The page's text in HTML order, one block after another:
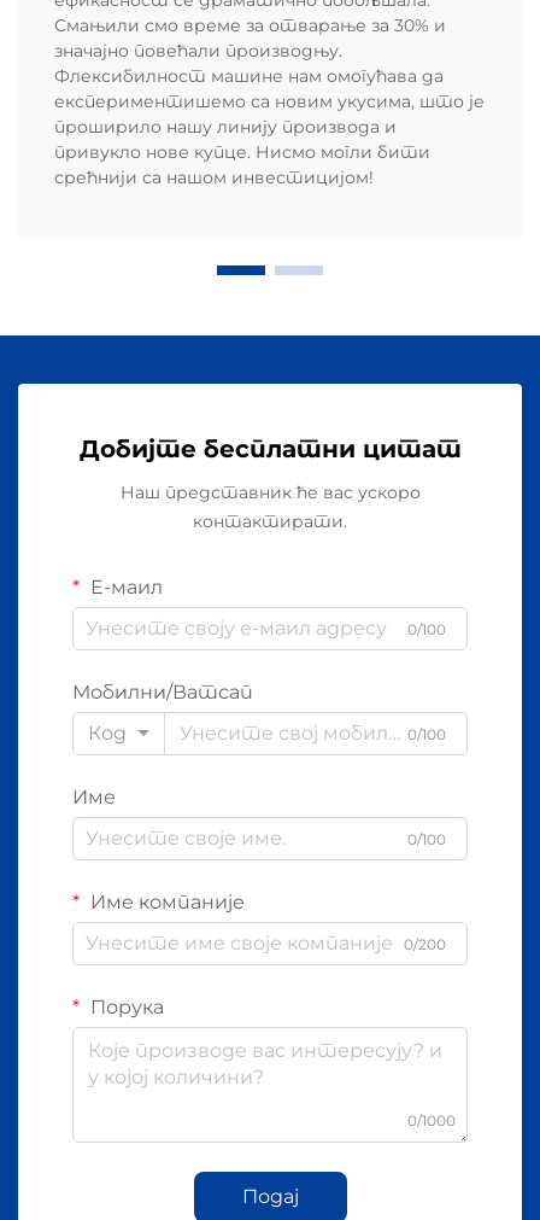
Смањили смо време за отварање за 30% и
значајно повећали производњу.
Флексибилност машине нам омогућава да
експериментишемо са новим укусима, што је
проширило нашу линију производа и
привукло нове купце. Нисмо могли бити
срећнији са нашом инвестицијом!
Добијте бесплатни цитат
Наш представник ће вас ускоро
контактирати.
Е-маил
0/100
Мобилни/Ватсап
Код
0/100
Име
0/100
Име компаније
0/200
Порука
0/1000
Подај